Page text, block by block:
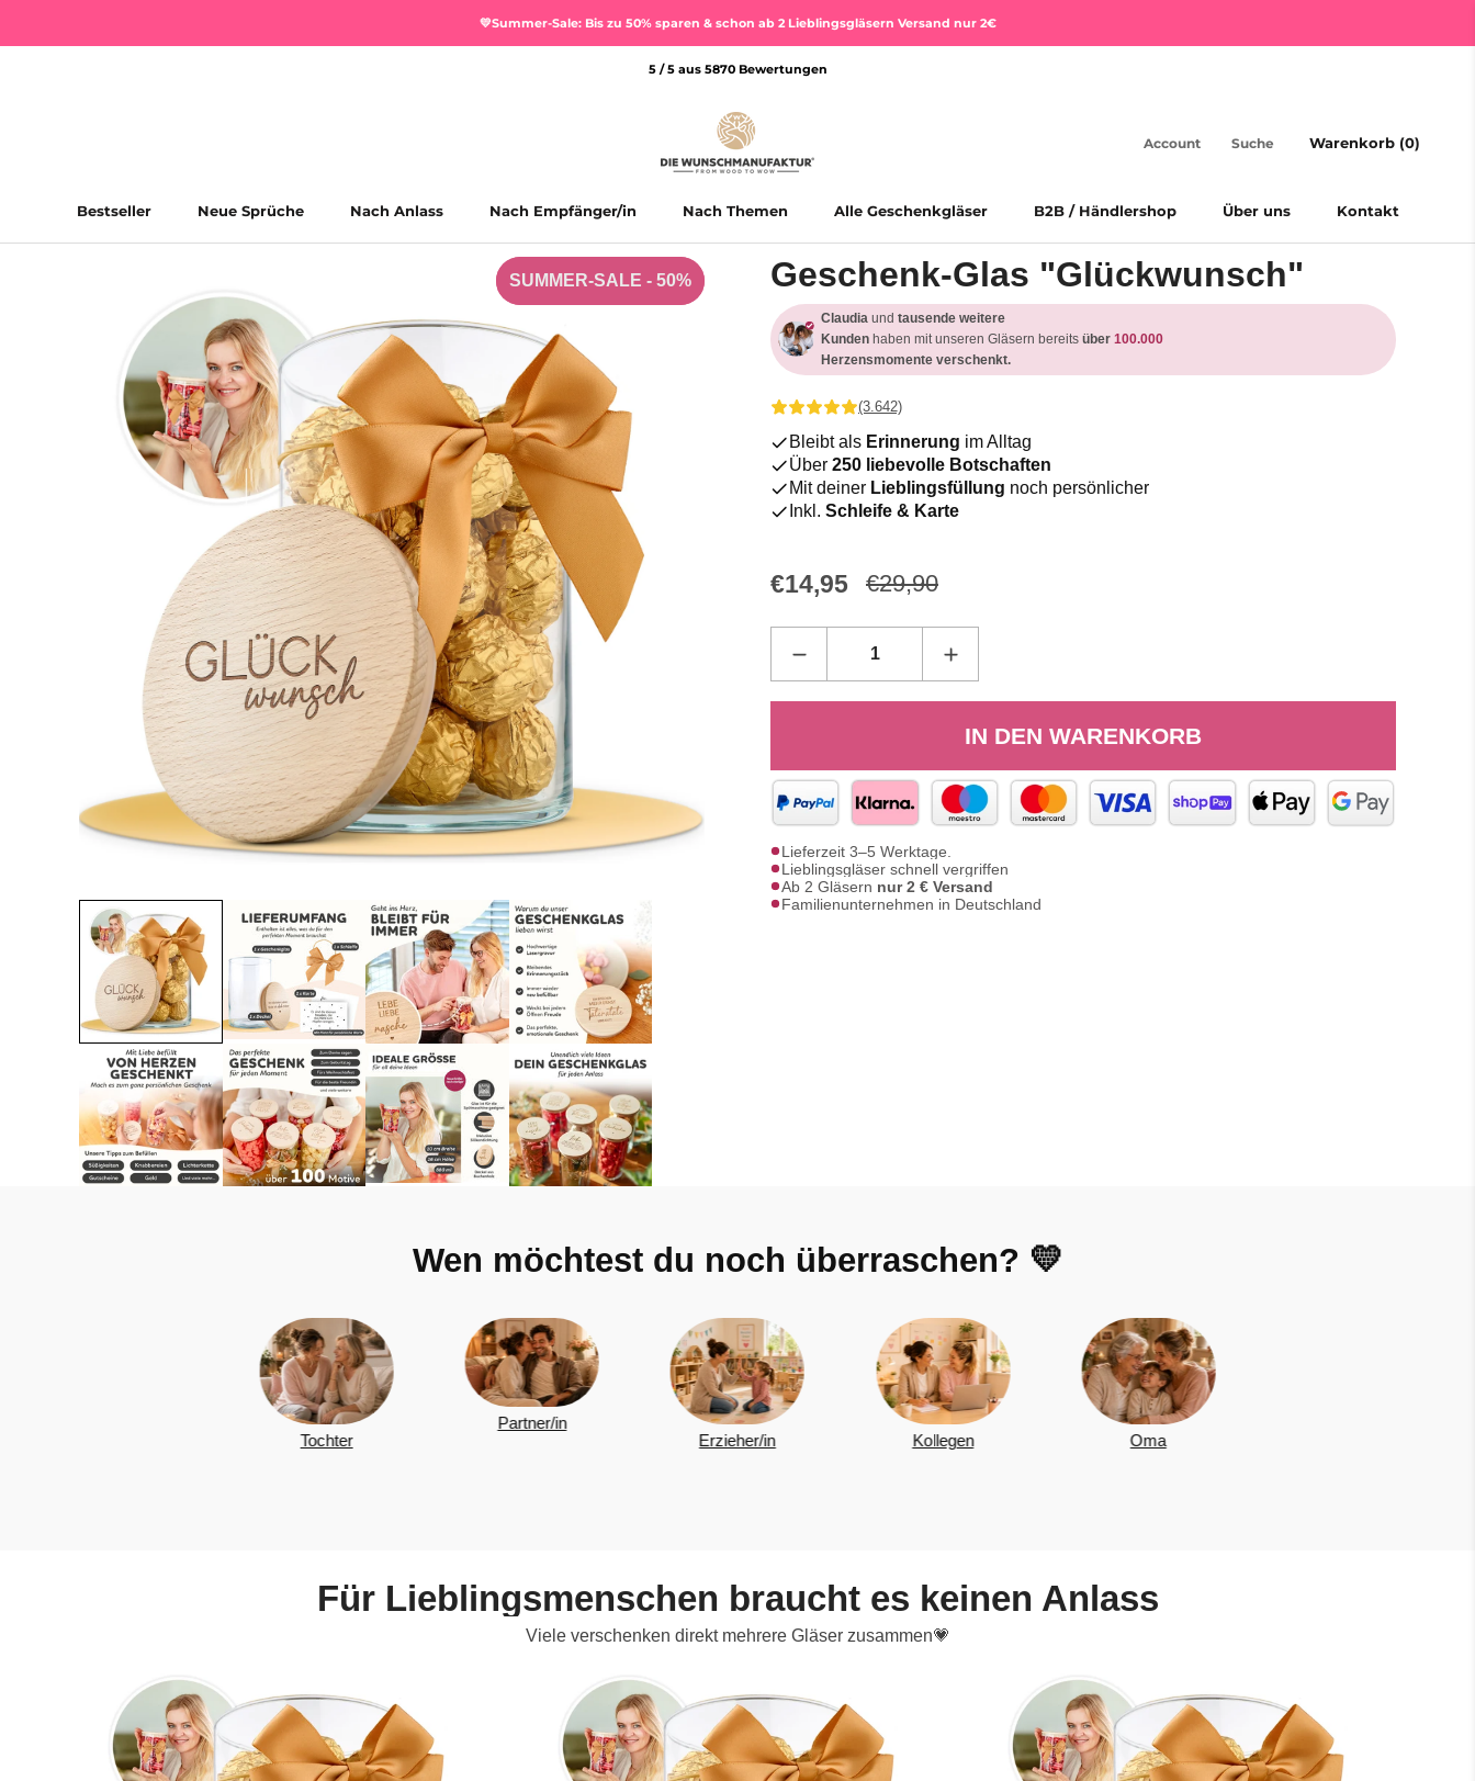
💛Summer-Sale: Bis zu 50% sparen & schon ab 2 Lieblingsgläsern Versand nur 2€
5 / 5 aus 5870 Bewertungen
Bestseller
Neue Sprüche
Nach Anlass Nach Empfänger/in Nach Themen
Alle Geschenkgläser
B2B / Händlershop
Über uns
Kontakt
Account Suche Warenkorb (0)
SUMMER-SALE - 50%
SUMMER-SALE - 50% Geschenk-Glas "Glückwunsch"
Claudia und tausende weitere
Kunden haben mit unseren Gläsern bereits über 100.000
Herzensmomente verschenkt.
(3.642)
Bleibt als Erinnerung im Alltag
Über 250 liebevolle Botschaften
Mit deiner Lieblingsfüllung noch persönlicher
Inkl. Schleife & Karte
€14,95 €29,90
IN DEN WARENKORB
Lieferzeit 3–5 Werktage.
Lieblingsgläser schnell vergriffen
Ab 2 Gläsern nur 2 € Versand
Familienunternehmen in Deutschland
Wen möchtest du noch überraschen? 💛
Partner/in
Kollegen Oma Schwester
Für Lieblingsmenschen braucht es keinen Anlass
Viele verschenken direkt mehrere Gläser zusammen💗